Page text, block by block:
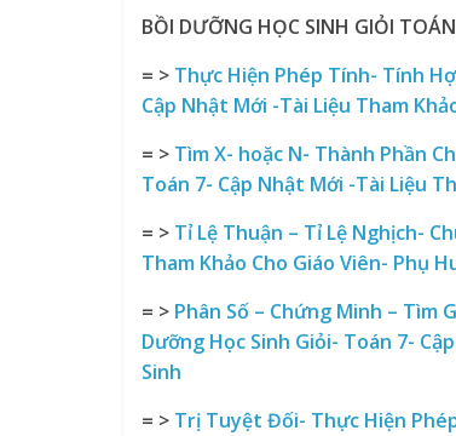
BỒI DƯỠNG HỌC SINH GIỎI
= > Thực Hiện Phép Tính- Tính
Cập Nhật Mới -Tài Liệu Tham
= > Tìm X- hoặc N- Thành Phần
Toán 7- Cập Nhật Mới -Tài Liệu
= > Tỉ Lệ Thuận – Tỉ Lệ Nghịch-
Tham Khảo Cho Giáo Viên- Phụ
= > Phân Số – Chứng Minh – Tìm
Dưỡng Học Sinh Giỏi- Toán 7-
Sinh
= > Trị Tuyệt Đối- Thực Hiện